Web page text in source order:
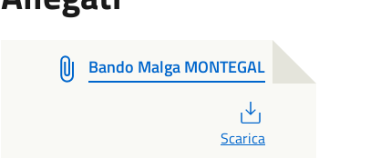
Bando Malga MONTEGAL
Scarica